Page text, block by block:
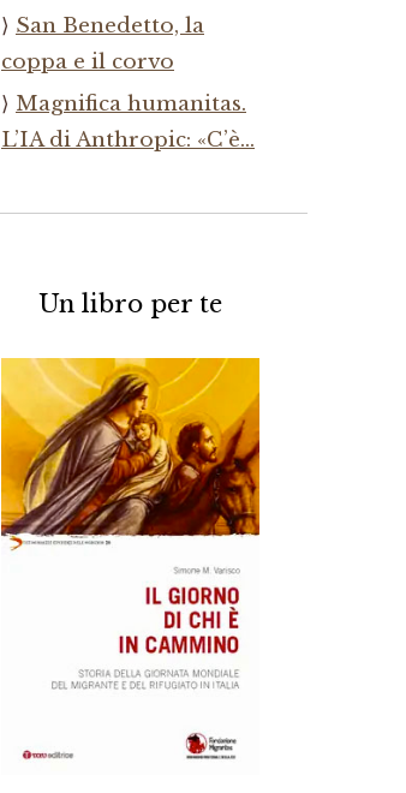
San Benedetto, la
coppa e il corvo
Magnifica humanitas.
L’IA di Anthropic: «C’è…
Un libro per te